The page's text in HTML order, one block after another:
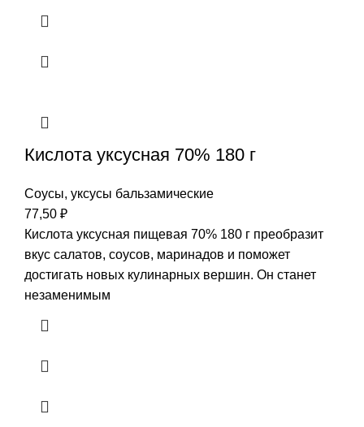
Кислота уксусная 70% 180 г
Соусы, уксусы бальзамические
77,50 ₽
Кислота уксусная пищевая 70% 180 г преобразит
вкус салатов, соусов, маринадов и поможет
достигать новых кулинарных вершин. Он станет
незаменимым